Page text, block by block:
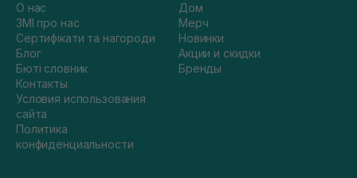
О нас
ЗМІ про нас
Сертифікати та нагороди
Блог
Бюті словник
Контакты
Условия использования
сайта
Политика
конфиденциальности
Дом
Мерч
Новинки
Акции и скидки
Бренды